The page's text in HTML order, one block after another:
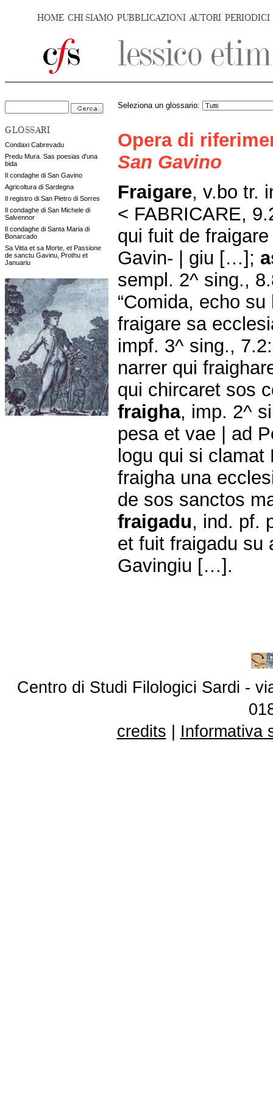
HOME CHI SIAMO PUBBLICAZIONI AUTORI PERIODICI
GLOSSARI
Condaxi Cabrevadu
Predu Mura. Sas poesias d'una
bida
Il condaghe di San Gavino
Agricoltura di Sardegna
Il registro di San Pietro di Sorres
Il condaghe di San Michele di
Salvennor
Il condaghe di Santa Maria di
Bonarcado
Sa Vitta et sa Morte, et Passione
de sanctu Gavinu, Prothu et
Januariu
Seleziona un glossario:
Opera di
San Gavino
Fraigare, v.bo tr.
< FABRICARE,
qui fuit de
Gavin- | giu […];
sempl. 2^ sing.,
“Comida, echo
fraigare sa
impf. 3^ sing.,
narrer qui
qui chircaret sos
fraigha, imp. 2^
pesa et vae | ad
logu qui si
fraigha una
de sos sanctos
fraigadu, ind. pf.
et fuit fraigadu su
Gavingiu […].
Centro di Studi Filologici Sardi -
credits
Informativa